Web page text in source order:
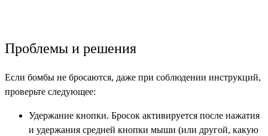
Проблемы и решения
Если бомбы не бросаются, даже при соблюдении инструкций,
проверьте следующее:
Удержание кнопки. Бросок активируется после нажатия
и удержания средней кнопки мыши (или другой, какую